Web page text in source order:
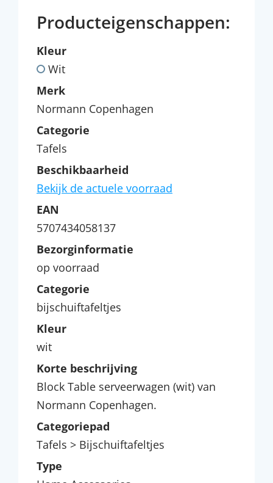
Producteigenschappen:
Kleur
Wit
Merk
Normann Copenhagen
Categorie
Tafels
Beschikbaarheid
Bekijk de actuele voorraad
EAN
5707434058137
Bezorginformatie
op voorraad
Categorie
bijschuiftafeltjes
Kleur
wit
Korte beschrijving
Block Table serveerwagen (wit) van
Normann Copenhagen.
Categoriepad
Tafels > Bijschuiftafeltjes
Type